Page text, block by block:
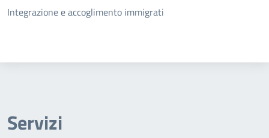
Dettagli della notizia
Integrazione e accoglimento immigrati
Servizi